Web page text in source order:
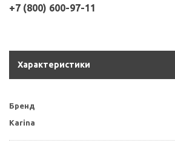
+7 (800) 600-97-11
Характеристики
Бренд
Karina